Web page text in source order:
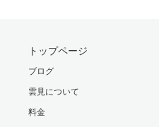
トップページ
ブログ
雲見について
料金